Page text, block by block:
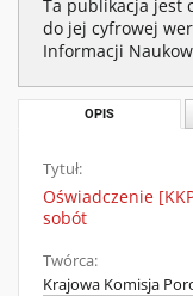
Ta publikacja jest
do jej cyfrowej
Informacji
OPIS
Tytuł:
Oświadczenie
sobót
Twórca:
Krajowa Komisja